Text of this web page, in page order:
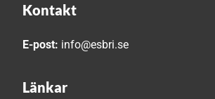
Kontakt
E-post: info@esbri.se
Länkar